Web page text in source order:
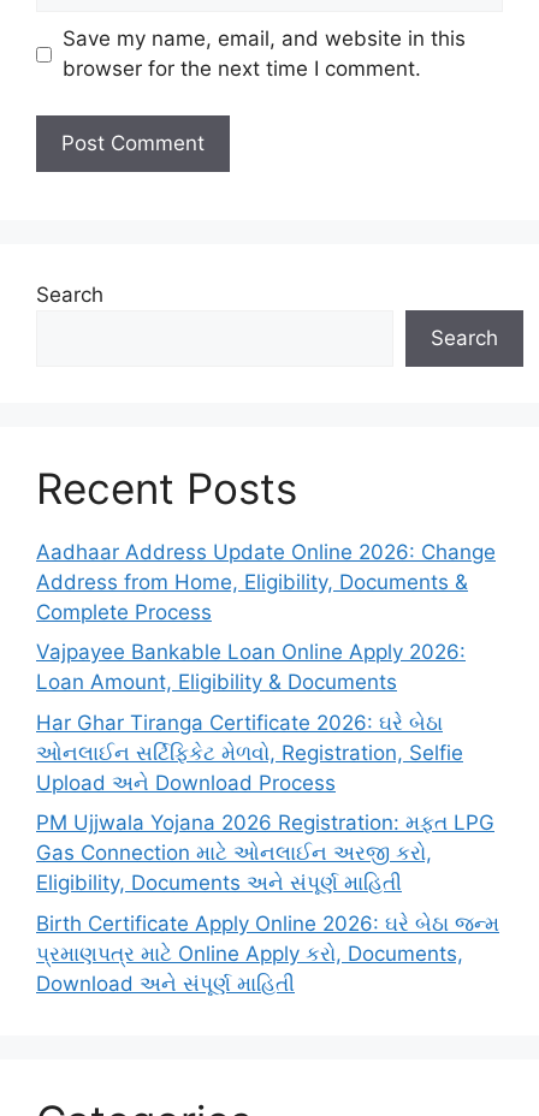
Save my name, email, and website in this
browser for the next time I comment.
Search
Search
Recent Posts
Aadhaar Address Update Online 2026: Change
Address from Home, Eligibility, Documents &
Complete Process
Vajpayee Bankable Loan Online Apply 2026:
Loan Amount, Eligibility & Documents
Har Ghar Tiranga Certificate 2026: ઘરે બેઠા
ઓનલાઈન સર્ટિફિકેટ મેળવો, Registration, Selfie
Upload અને Download Process
PM Ujjwala Yojana 2026 Registration: મફત LPG
Gas Connection માટે ઓનલાઈન અરજી કરો,
Eligibility, Documents અને સંપૂર્ણ માહિતી
Birth Certificate Apply Online 2026: ઘરે બેઠા જન્મ
પ્રમાણપત્ર માટે Online Apply કરો, Documents,
Download અને સંપૂર્ણ માહિતી